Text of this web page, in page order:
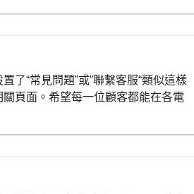
了“常見問題”或”聯繫客服“類似這樣
頁面。希望每一位顧客都能在各電